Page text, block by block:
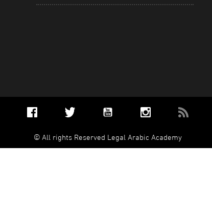
All rights Reserved Legal Arabic Academy ©